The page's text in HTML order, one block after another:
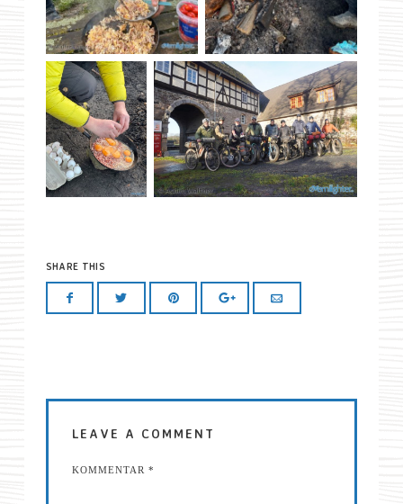
SHARE THIS
LEAVE A COMMENT
KOMMENTAR *